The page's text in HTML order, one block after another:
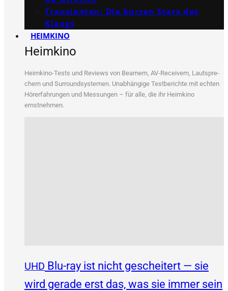
Transienten: Die kurzen Stars des
Klangs
HEIMKINO
Heimkino
Heim­ki­no-Tests und Reviews von Bea­mern, AV-Recei­vern, Laut­spre­
chern und Sur­round­sys­te­men. Unab­hän­gi­ge Test­be­rich­te mit ech­ten
Hör­erfah­run­gen und Mes­sun­gen – für alle, die ihr Heim­ki­no
ernstnehmen.
UHD Blu-ray ist nicht gescheitert — sie
wird gerade erst das, was sie immer sein